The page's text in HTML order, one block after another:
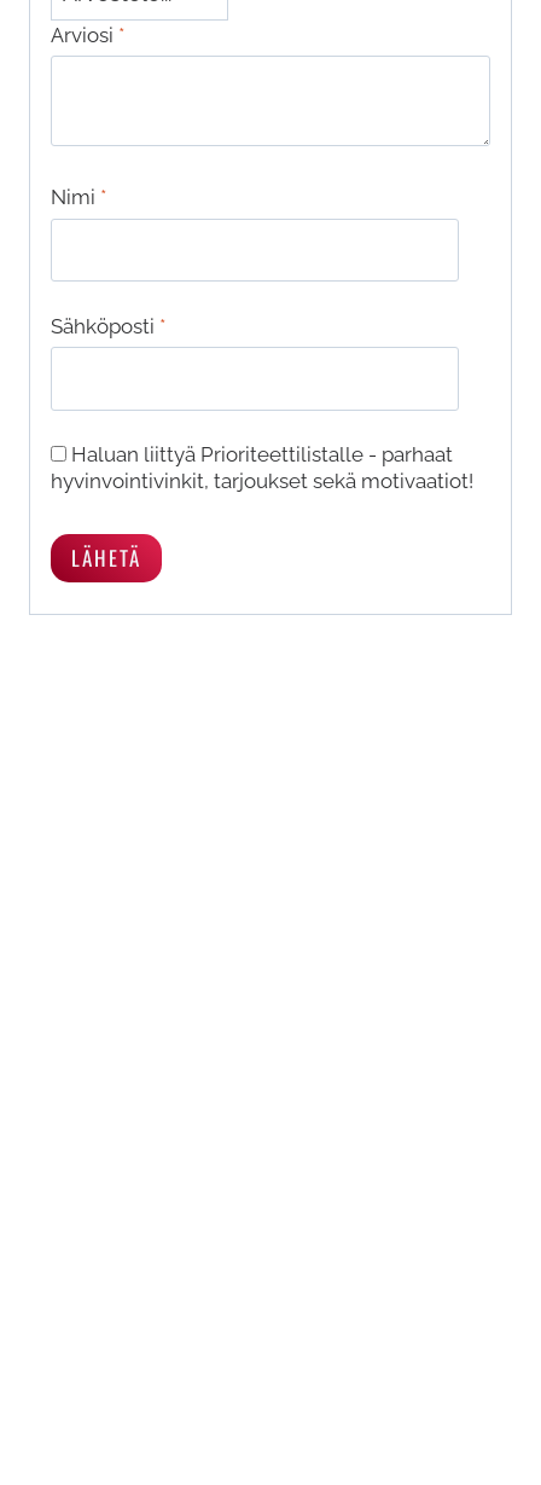
Arviosi *
Nimi *
Sähköposti *
Haluan liittyä Prioriteettilistalle - parhaat
hyvinvointivinkit, tarjoukset sekä motivaatiot!